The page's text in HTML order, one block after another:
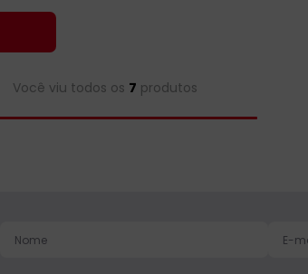
Você viu todos os 7 produtos